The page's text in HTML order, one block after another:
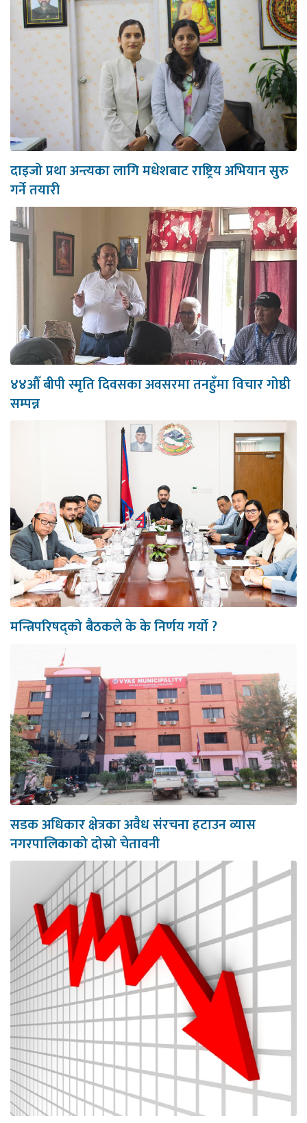
दाइजो प्रथा अन्त्यका लागि मधेशबाट राष्ट्रिय अभियान सुरु
गर्ने तयारी
४४औँ बीपी स्मृति दिवसका अवसरमा तनहुँमा विचार गोष्ठी
सम्पन्न
मन्त्रिपरिषद्को बैठकले के के निर्णय गर्यो ?
सडक अधिकार क्षेत्रका अवैध संरचना हटाउन व्यास
नगरपालिकाको दोस्रो चेतावनी